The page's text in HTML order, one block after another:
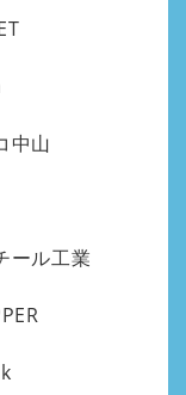
中山
ール工業